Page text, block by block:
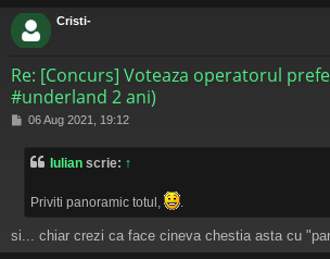
Cristi-
Re: [Concurs] Voteaza operatorul
#underland 2 ani)
M
06 Aug 2021, 19:12
Iulian scrie: ↑
Priviti panoramic totul,
si... chiar crezi ca face cineva chestia asta cu